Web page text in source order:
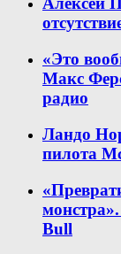
«Это
Макс
радио
Ландо
пилота
Bull